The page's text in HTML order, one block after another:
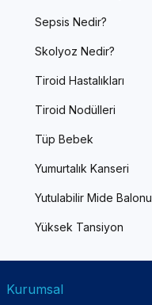
Sepsis Nedir?
Skolyoz Nedir?
Tiroid Hastalıkları
Tiroid Nodülleri
Tüp Bebek
Yumurtalık Kanseri
Yutulabilir Mide Balonu
Yüksek Tansiyon
Kurumsal